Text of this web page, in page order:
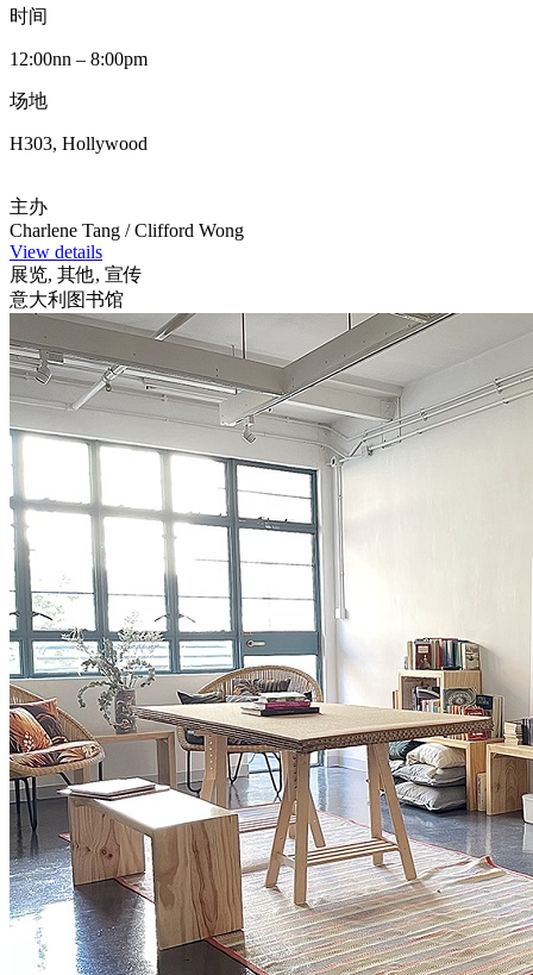
时间
12:00nn – 8:00pm
场地
H303, Hollywood
主办
Charlene Tang / Clifford Wong
View details
展览, 其他, 宣传
意大利图书馆